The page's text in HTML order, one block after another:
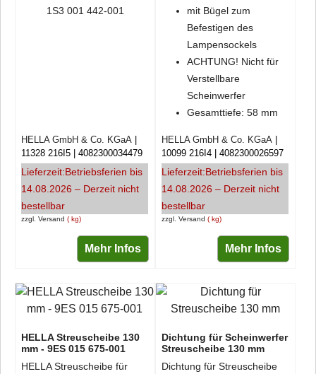
1S3 001 442-001
zzgl. Versand kg
HELLA GmbH & Co. KGaA
11328 216I5
4082300034479
Lieferzeit:Betriebsferien bis
14.08.2026 – Derzeit nicht
bestellbar
Mehr Infos
mit Bügel zum
Befestigen des
Lampensockels
ACHTUNG! Nicht für
Verstellbare
Scheinwerfer
Gesamttiefe: 58 mm
zzgl. Versand kg
HELLA GmbH & Co. KGaA
10099 216I4
4082300026597
Lieferzeit:Betriebsferien bis
14.08.2026 – Derzeit nicht
bestellbar
Mehr Infos
HELLA Streuscheibe 130
mm - 9ES 015 675-001
HELLA Streuscheibe für
Dichtung für Scheinwerfer
Streuscheibe 130 mm
Dichtung für Streuscheibe